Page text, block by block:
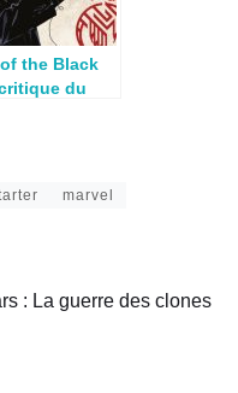
the Black
du
marvel
: La guerre des clones